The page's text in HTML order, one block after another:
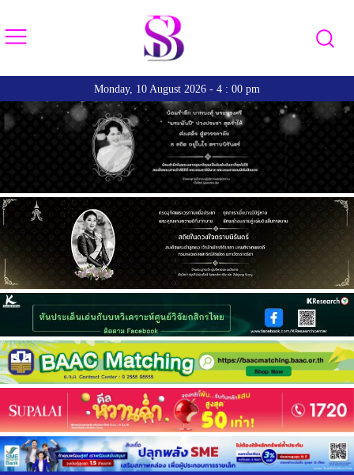
Monday, 10 August 2026 - 4 : 00 pm